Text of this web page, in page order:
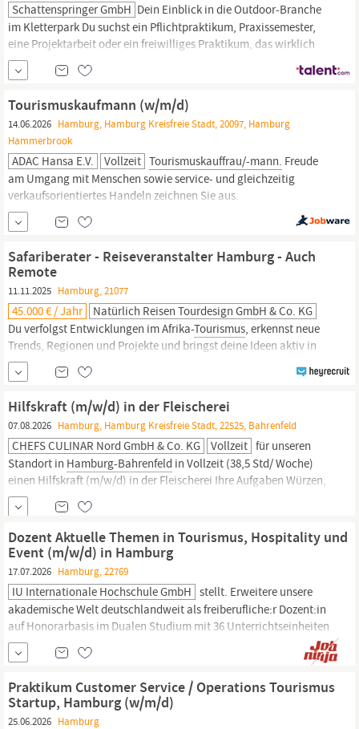
Schattenspringer GmbH Dein Einblick in die Outdoor-Branche
im Kletterpark Du suchst ein Pflichtpraktikum, Praxissemester,
eine Projektarbeit oder ein freiwilliges Praktikum, das wirklich
nach vorne bringt? Im HanseRock - Hochseilgarten
sammelst du echte Praxiserfahrung in den Bereichen Sport,
Tourismus,
Tourismuskaufmann (w/m/d)
14.06.2026 Hamburg, Hamburg Kreisfreie Stadt, 20097, Hamburg
Hammerbrook
ADAC Hansa E.V. Vollzeit Tourismuskauffrau/-mann. Freude
am Umgang mit Menschen sowie service- und gleichzeitig
verkaufsorientiertes Handeln zeichnen Sie aus.
Kommunikationsstark begeistern und überzeugen Sie unsere
Kunden. Zudem verfügen Sie über ausgeprägte Fach-, Produkt-
bieten eine feste
Safariberater - Reiseveranstalter Hamburg - Auch
Remote
11.11.2025 Hamburg, 21077
45.000 € / Jahr
Natürlich Reisen Tourdesign GmbH & Co. KG
Du verfolgst Entwicklungen im Afrika-Tourismus, erkennst neue
Trends, Regionen und Projekte und bringst deine Ideen aktiv in
unser Portfolio ein. Dein Profil Erfahrung & Kompetenz:
Mehrjährige Berufserfahrung im Reisevertrieb oder
Produktmanagement mit Schwerpunkt Afrika. Du kennst die
Länder, Routen, Unterkünfte und Reisebedingungen aus erster...
Hilfskraft (m/w/d) in der Fleischerei
07.08.2026 Hamburg, Hamburg Kreisfreie Stadt, 22525, Bahrenfeld
CHEFS CULINAR Nord GmbH & Co. KG Vollzeit für unseren
Standort in Hamburg-Bahrenfeld in Vollzeit (38,5 Std/ Woche)
einen Hilfskraft (m/w/d) in der Fleischerei Ihre Aufgaben Würzen,
portionieren und verpacken unserer Fleischwaren Ihr Profil
Abgeschlossene Berufsausbildung Berufserfahrung im Umgang
mit Fleisch- und/oder Wurstwaren Sorgfalt, Belastbarkeit und
Dozent Aktuelle Themen in Tourismus, Hospitality und
Event (m/w/d) in Hamburg
17.07.2026 Hamburg, 22769
IU Internationale Hochschule GmbH stellt. Erweitere unsere
akademische Welt deutschlandweit als freiberufliche:r Dozent:in
auf Honorarbasis im Dualen Studium mit 36 Unterrichtseinheiten
ab dem Jetzt bewerben . Wähle zwischen einem unserer vakanten
Standorte:Hamburg,
Leipzig oder Stuttgart. Das erwartet Dich
Du vermittelst wissenschaftlich fundierte Kenntnisse mit hohem
Praxisbezug, z. B.
Praktikum Customer Service / Operations Tourismus
Startup, Hamburg (w/m/d)
25.06.2026 Hamburg